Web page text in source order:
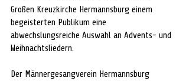
Großen Kreuzkirche Hermannsburg einem
begeisterten Publikum eine
abwechslungsreiche Auswahl an Advents- und
Weihnachtsliedern.
Der Männergesangverein Hermannsburg